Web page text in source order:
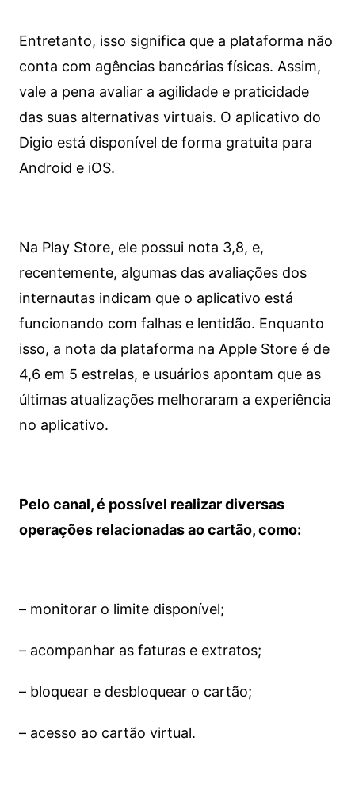
Entretanto, isso significa que a plataforma não
conta com agências bancárias físicas. Assim,
vale a pena avaliar a agilidade e praticidade
das suas alternativas virtuais. O aplicativo do
Digio está disponível de forma gratuita para
Android e iOS.
Na Play Store, ele possui nota 3,8, e,
recentemente, algumas das avaliações dos
internautas indicam que o aplicativo está
funcionando com falhas e lentidão. Enquanto
isso, a nota da plataforma na Apple Store é de
4,6 em 5 estrelas, e usuários apontam que as
últimas atualizações melhoraram a experiência
no aplicativo.
Pelo canal, é possível realizar diversas
operações relacionadas ao cartão, como:
– monitorar o limite disponível;
– acompanhar as faturas e extratos;
– bloquear e desbloquear o cartão;
– acesso ao cartão virtual.